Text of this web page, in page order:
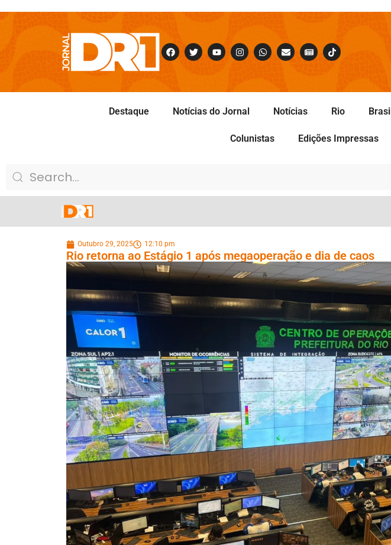
Destaque Notícias do Jornal Notícias Rio Brasil
Colunistas Edições Impressas
Outubro 29, 2025 12:10 pm
Rio retorna ao Estágio 1 após megaoperação e dia de caos